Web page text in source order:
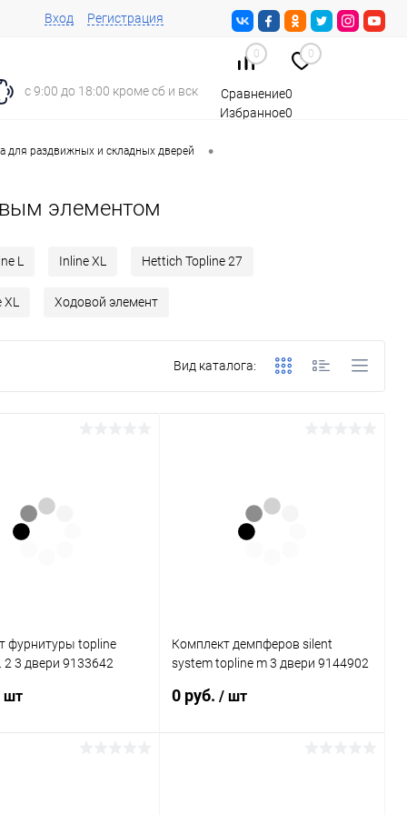
Вход Регистрация
с 9:00 до 18:00 кроме сб и вск
0 0
Сравнение0
Избранное0
для раздвижных и складных дверей •
элементом
L Inline XL Hettich Topline 27
XL Ходовой элемент
Вид каталога:
фурнитуры topline
2 3 двери 9133642
шт
Комплект демпферов silent
system topline m 3 двери 9144902
0 руб./ шт